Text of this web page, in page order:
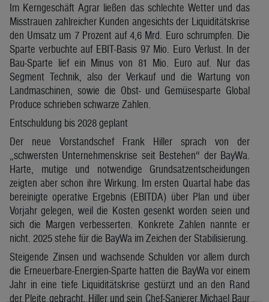
Im Kerngeschäft Agrar ließen das schlechte Wetter und das
Misstrauen zahlreicher Kunden angesichts der Liquiditätskrise
den Umsatz um 7 Prozent auf 4,6 Mrd. Euro schrumpfen. Die
Sparte verbuchte auf EBIT-Basis 97 Mio. Euro Verlust. In der
Bau-Sparte lief ein Minus von 81 Mio. Euro auf. Nur das
Segment Technik, also der Verkauf und die Wartung von
Landmaschinen, sowie die Obst- und Gemüsesparte Global
Produce schrieben schwarze Zahlen.
Entschuldung bis 2028 geplant
Der neue Vorstandschef Frank Hiller sprach von der
„schwersten Unternehmenskrise seit Bestehen“ der BayWa.
Harte, mutige und notwendige Grundsatzentscheidungen
zeigten aber schon ihre Wirkung. Im ersten Quartal habe das
bereinigte operative Ergebnis (EBITDA) über Plan und über
Vorjahr gelegen, weil die Kosten gesenkt worden seien und
sich die Margen verbesserten. Konkrete Zahlen nannte er
nicht. 2025 stehe für die BayWa im Zeichen der Stabilisierung.
Steigende Zinsen und wachsende Schulden vor allem durch
die Erneuerbare-Energien-Sparte hatten die BayWa vor einem
Jahr in eine tiefe Liquiditätskrise gestürzt und an den Rand
der Pleite gebracht. Hiller und sein Chef-Sanierer Michael Baur